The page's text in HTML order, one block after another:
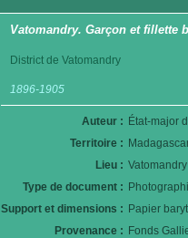
Vatomandry. Garçon et fillette
District de Vatomandry
1896-1905
Auteur : État-major
Territoire :
Lieu :
Type de document :
Support et dimensions : Papier
Provenance : Fonds